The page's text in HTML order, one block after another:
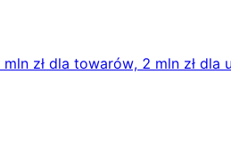
zł dla towarów, 2 mln zł